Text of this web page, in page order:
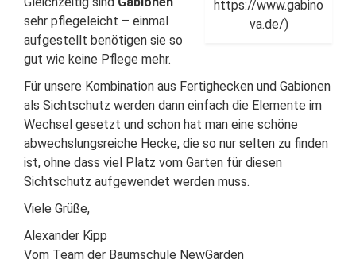
https://www.gabino
va.de/)
sehr pflegeleicht – einmal
aufgestellt benötigen sie so
gut wie keine Pflege mehr.
Für unsere Kombination aus Fertighecken und Gabionen
als Sichtschutz werden dann einfach die Elemente im
Wechsel gesetzt und schon hat man eine schöne
abwechslungsreiche Hecke, die so nur selten zu finden
ist, ohne dass viel Platz vom Garten für diesen
Sichtschutz aufgewendet werden muss.
Viele Grüße,
Alexander Kipp
Vom Team der Baumschule NewGarden